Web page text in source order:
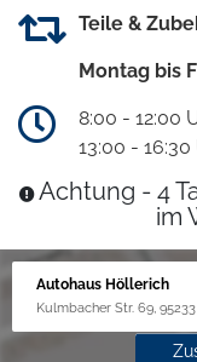
Teile &
Montag bis
8:00 - 12:00
13:00 - 16:30
Achtung - 4
im
Autohaus Höllerich
Kulmbacher Str. 69,